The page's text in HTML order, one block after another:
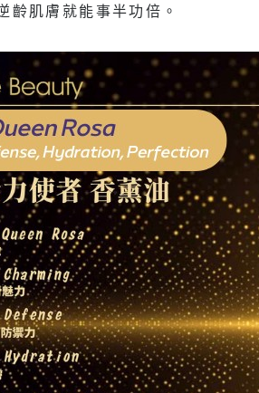
齡肌膚就能事半功倍。